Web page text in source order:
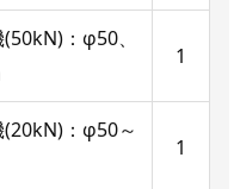
：φ50、
1
：φ50～
1